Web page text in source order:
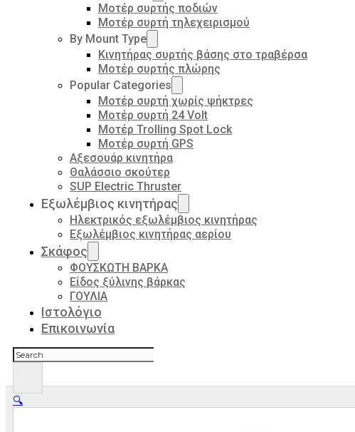
Μοτέρ συρτής ποδιών
Μοτέρ συρτή τηλεχειρισμού
By Mount Type
Κινητήρας συρτής βάσης στο τραβέρσα
Μοτέρ συρτής πλώρης
Popular Categories
Μοτέρ συρτή χωρίς ψήκτρες
Μοτέρ συρτή 24 Volt
Μοτέρ Trolling Spot Lock
Μοτέρ συρτή GPS
Αξεσουάρ κινητήρα
Θαλάσσιο σκούτερ
SUP Electric Thruster
Εξωλέμβιος κινητήρας
Ηλεκτρικός εξωλέμβιος κινητήρας
Εξωλέμβιος κινητήρας αερίου
Σκάφος
ΦΟΥΣΚΩΤΗ ΒΑΡΚΑ
Είδος ξύλινης βάρκας
ΓΟΥΛΙΑ
Ιστολόγιο
Επικοινωνία
Αναζήτηση
🔍